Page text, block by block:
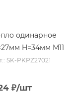
одинарное
D=27мм H=34мм M11
SK-PKPZ27021
₽/шт